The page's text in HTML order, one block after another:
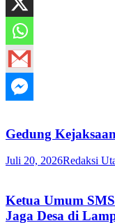
Gedung
Juli 20, 2026Redaksi
Ketua Umum
Jaga Desa di